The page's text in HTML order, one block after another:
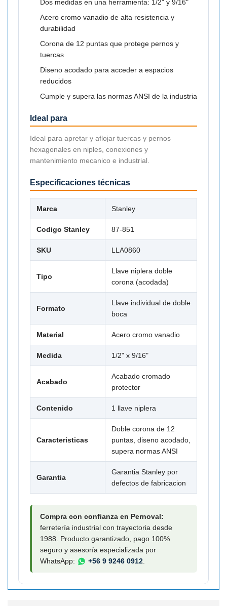
Dos medidas en una herramienta: 1/2" y 9/16"
Acero cromo vanadio de alta resistencia y
durabilidad
Corona de 12 puntas que protege pernos y
tuercas
Diseno acodado para acceder a espacios
reducidos
Cumple y supera las normas ANSI de la industria
Ideal para
Ideal para apretar y aflojar tuercas y pernos
hexagonales en niples, conexiones y
mantenimiento mecanico e industrial.
Especificaciones técnicas
Marca Stanley
Codigo Stanley 87-851
SKU LLA0860
Tipo
Llave niplera doble
corona (acodada)
Formato
Llave individual de doble
boca
Material Acero cromo vanadio
Medida 1/2" x 9/16"
Acabado
Acabado cromado
protector
Contenido 1 llave niplera
Caracteristicas
Doble corona de 12
puntas, diseno acodado,
supera normas ANSI
Garantia
Garantia Stanley por
defectos de fabricacion
Compra con confianza en Pernoval:
ferretería industrial con trayectoria desde
1988. Producto garantizado, pago 100%
seguro y asesoría especializada por
WhatsApp:
+56 9 9246 0912